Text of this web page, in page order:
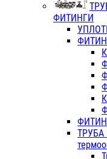
ФИТИНГИ
ТРУБА